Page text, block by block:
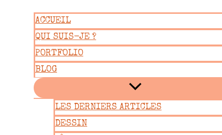
contenu
ACCUEIL
QUI SUIS-JE ?
PORTFOLIO
BLOG
LES DERNIERS ARTICLES
DESSIN